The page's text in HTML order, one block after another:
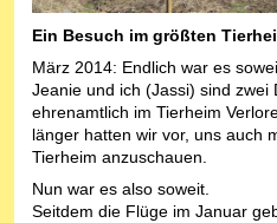
Ein Besuch im größten
März 2014: Endlich war es
Jeanie und ich (Jassi) sind zwei
ehrenamtlich im Tierheim
länger hatten wir vor, uns auch
Tierheim anzuschauen.
Nun war es also soweit.
Seitdem die Flüge im Januar